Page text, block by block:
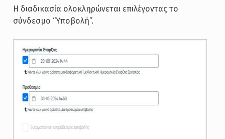
Η διαδικασία ολοκληρώνεται επιλέγοντας το
σύνδεσμο “Υποβολή”.